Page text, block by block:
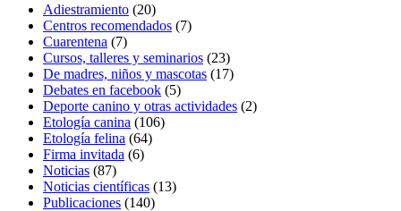
Adiestramiento (20)
Centros recomendados (7)
Cuarentena (7)
Cursos, talleres y seminarios (23)
De madres, niños y mascotas (17)
Debates en facebook (5)
Deporte canino y otras actividades (2)
Etología canina (106)
Etología felina (64)
Firma invitada (6)
Noticias (87)
Noticias científicas (13)
Publicaciones (140)